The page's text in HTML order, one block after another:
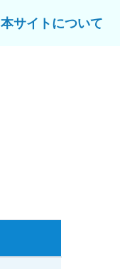
本サイトについて